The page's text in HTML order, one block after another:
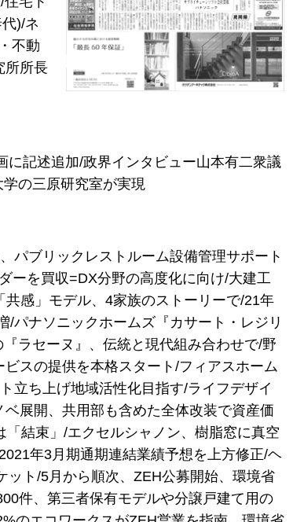
)/ネ
不動
所所長
記述追加/政界インタビュー山本有二衆議
の三原研究室が実現
パブリックレストルーム設備管理サポート
ーを買収=DX分野の高度化に向け/大建工
感」モデル、4家族のストーリーで/21年
パナソニックホームズ『カサート・レジリ
ラセーヌ』、伝統と現代組み合わせで/野
スの提供を本格スタート/フィアスホーム
立ち上げ地域活性化目指す/ライフデザイ
展開、共用部も含めた全体改装で資産価
結束」/エクセルシャノン、樹脂窓に真空
年3月期通期連結業績予想を上方修正/ヘ
ト/5月から順次、ZEH公募開始、環境省
件、第三者保有モデルや分譲戸建て用の